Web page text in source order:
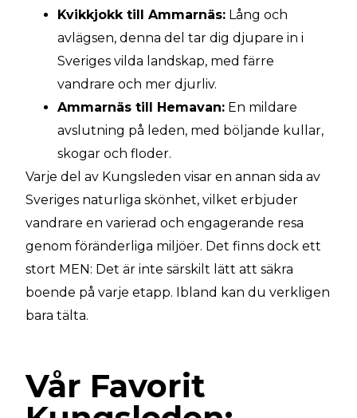
Kvikkjokk till Ammarnäs: Lång och
avlägsen, denna del tar dig djupare in i
Sveriges vilda landskap, med färre
vandrare och mer djurliv.
Ammarnäs till Hemavan: En mildare
avslutning på leden, med böljande kullar,
skogar och floder.
Varje del av Kungsleden visar en annan sida av
Sveriges naturliga skönhet, vilket erbjuder
vandrare en varierad och engagerande resa
genom föränderliga miljöer. Det finns dock ett
stort MEN: Det är inte särskilt lätt att säkra
boende på varje etapp. Ibland kan du verkligen
bara tälta.
Vår Favorit